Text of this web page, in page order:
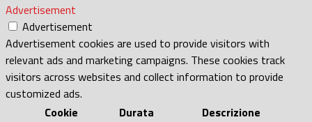
Advertisement
Advertisement
Advertisement cookies are used to provide visitors with
relevant ads and marketing campaigns. These cookies track
visitors across websites and collect information to provide
customized ads.
Cookie
Durata Descrizione